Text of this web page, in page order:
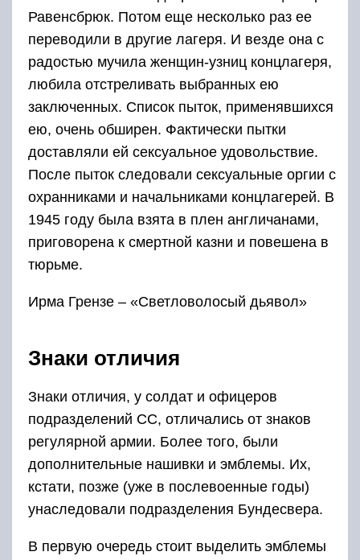
Равенсбрюк. Потом еще несколько раз ее
переводили в другие лагеря. И везде она с
радостью мучила женщин-узниц концлагеря,
любила отстреливать выбранных ею
заключенных. Список пыток, применявшихся
ею, очень обширен. Фактически пытки
доставляли ей сексуальное удовольствие.
После пыток следовали сексуальные оргии с
охранниками и начальниками концлагерей. В
1945 году была взята в плен англичанами,
приговорена к смертной казни и повешена в
тюрьме.
Ирма Грензе – «Светловолосый дьявол»
Знаки отличия
Знаки отличия, у солдат и офицеров
подразделений СС, отличались от знаков
регулярной армии. Более того, были
дополнительные нашивки и эмблемы. Их,
кстати, позже (уже в послевоенные годы)
унаследовали подразделения Бундесвера.
В первую очередь стоит выделить эмблемы